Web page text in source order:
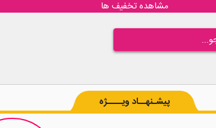
مشاهده تخفیف ها
پیشـنهــاد ویــــژه